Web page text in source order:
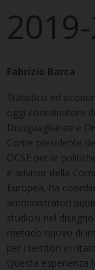
Fabrizio Barca
Statistico ed
oggi coordinatore
Disuguaglianze e
Come presidente
OCSE per le
e advisor della
Europea, ha
amministratori
studiosi nel
metodo nuovo di
per i territori in
Questa esperienza